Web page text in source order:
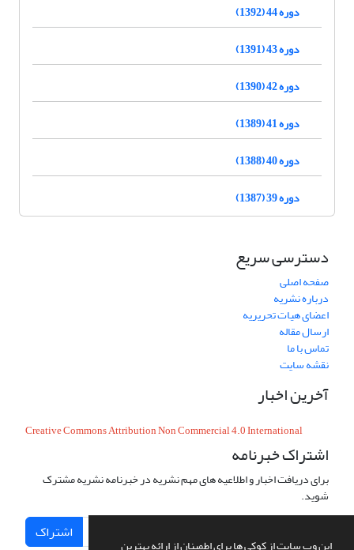
این وب سایت از کوکی ها برای اطمینان از ارائه بهترین
دوره 44 (1392)
دوره 43 (1391)
دوره 42 (1390)
دوره 41 (1389)
دوره 40 (1388)
دوره 39 (1387)
دسترسی سریع
صفحه اصلی
درباره نشریه
اعضای هیات تحریریه
ارسال مقاله
تماس با ما
نقشه سایت
آخرین اخبار
Creative Commons Attribution Non Commercial 4.0 International
اشتراک خبرنامه
برای دریافت اخبار و اطلاعیه های مهم نشریه در خبرنامه نشریه مشترک
شوید.
اشتراک